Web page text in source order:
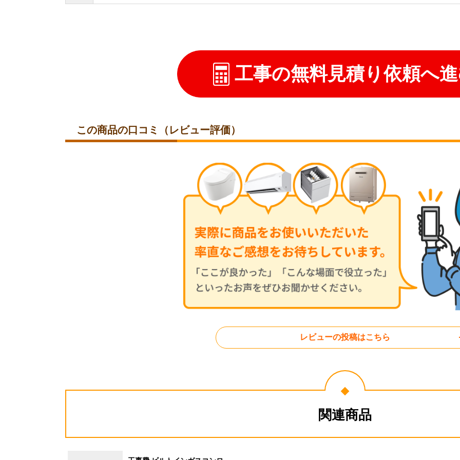
工事の無料見積り依頼へ
この商品の口コミ（レビュー評価）
レビューの投稿はこちら
関連商品